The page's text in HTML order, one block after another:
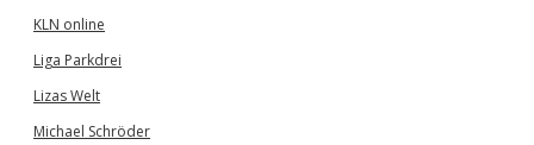
KLN online
Liga Parkdrei
Lizas Welt
Michael Schröder